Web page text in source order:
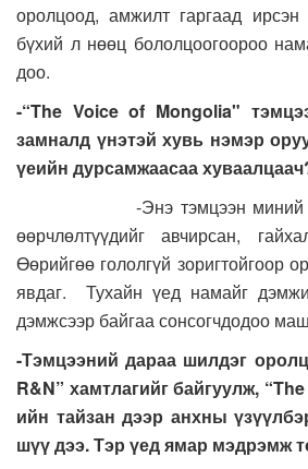
оролцоод, амжилт гаргаад
бүхий л нөөц бололцоогоороо
доо.
-“The Voice of Mongolia"
замналд үнэтэй хувь нэмэр
үеийн дурсамжаасаа
-Энэ тэмцээн миний
өөрчлөлтүүдийг авчирсан,
Өөрийгөө гололгүй зоригтойгоор
явдаг. Тухайн үед намайг
дэмжсээр байгаа сонсогчдодоо
-Тэмцээний дараа шилдэг
R&N” хамтлагийг байгуулж,
ийн тайзан дээр анхны
шүү дээ. Тэр үед ямар мэдрэмж